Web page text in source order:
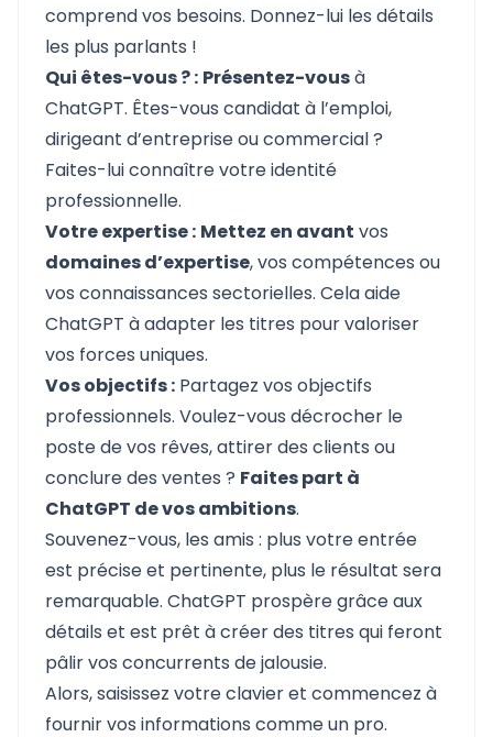
comprend vos besoins. Donnez-lui les détails
les plus parlants !
Qui êtes-vous ? : Présentez-vousà
ChatGPT. Êtes-vous candidat à l’emploi,
dirigeant d’entreprise ou commercial ?
Faites-lui connaître votre identité
professionnelle.
Votre expertise : Mettez en avant vos
domaines d’expertise, vos compétences ou
vos connaissances sectorielles. Cela aide
ChatGPT à adapter les titres pour valoriser
vos forces uniques.
Vos objectifs : Partagez vos objectifs
professionnels. Voulez-vous décrocher le
poste de vos rêves, attirer des clients ou
conclure des ventes ? Faites part à
ChatGPT de vos ambitions.
Souvenez-vous, les amis : plus votre entrée
est précise et pertinente, plus le résultat sera
remarquable. ChatGPT prospère grâce aux
détails et est prêt à créer des titres qui feront
pâlir vos concurrents de jalousie.
Alors, saisissez votre clavier et commencez à
fournir vos informations comme un pro.